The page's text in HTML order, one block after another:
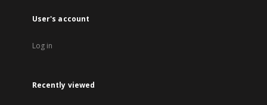
User's account
Log in
Recently viewed